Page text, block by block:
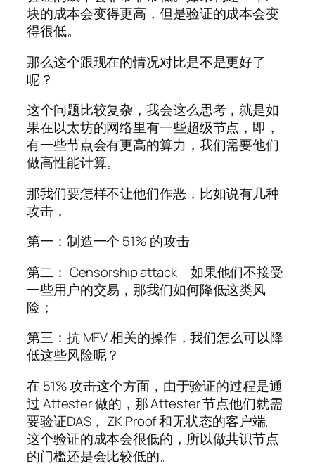
块的成本会变得更高，但是验证的成本会变
得很低。
那么这个跟现在的情况对比是不是更好了
呢？
这个问题比较复杂，我会这么思考，就是如
果在以太坊的网络里有一些超级节点，即，
有一些节点会有更高的算力，我们需要他们
做高性能计算。
那我们要怎样不让他们作恶，比如说有几种
攻击，
第一：制造一个 51% 的攻击。
第二： Censorship attack。如果他们不接受
一些用户的交易，那我们如何降低这类风
险；
第三：抗 MEV 相关的操作，我们怎么可以降
低这些风险呢？
在 51% 攻击这个方面，由于验证的过程是通
过 Attester 做的，那 Attester 节点他们就需
要验证DAS， ZK Proof 和无状态的客户端。
这个验证的成本会很低的，所以做共识节点
的门槛还是会比较低的。